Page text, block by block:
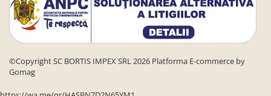
Masini de spalat vase
Oale sub presiune
Plite incorporabile
Prajitoare paine
Storcatoare
©Copyright SC BORTIS IMPEX SRL 2026 Platforma E-commerce by
Gomag